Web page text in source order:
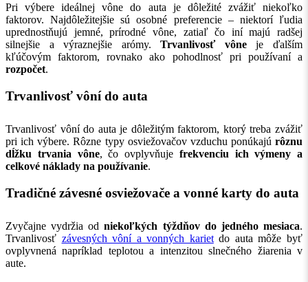
Pri výbere ideálnej vône do auta je dôležité zvážiť niekoľko
faktorov. Najdôležitejšie sú osobné preferencie – niektorí ľudia
uprednostňujú jemné, prírodné vône, zatiaľ čo iní majú radšej
silnejšie a výraznejšie arómy.Trvanlivosť vôneje ďalším
kľúčovým faktorom, rovnako ako pohodlnosť pri používaní a
rozpočet.
Trvanlivosť vôní do auta
Trvanlivosť vôní do auta je dôležitým faktorom, ktorý treba zvážiť
pri ich výbere. Rôzne typy osviežovačov vzduchu ponúkajú rôznu
dĺžku trvania vône, čo ovplyvňuje frekvenciu ich výmeny a
celkové náklady na používanie.
Tradičné závesné osviežovače a vonné karty do auta
Zvyčajne vydržia od niekoľkých týždňov do jedného mesiaca.
Trvanlivosť závesných vôní a vonných karietdo auta môže byť
ovplyvnená napríklad teplotou a intenzitou slnečného žiarenia v
aute.